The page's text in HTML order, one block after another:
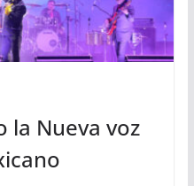
la Nueva voz